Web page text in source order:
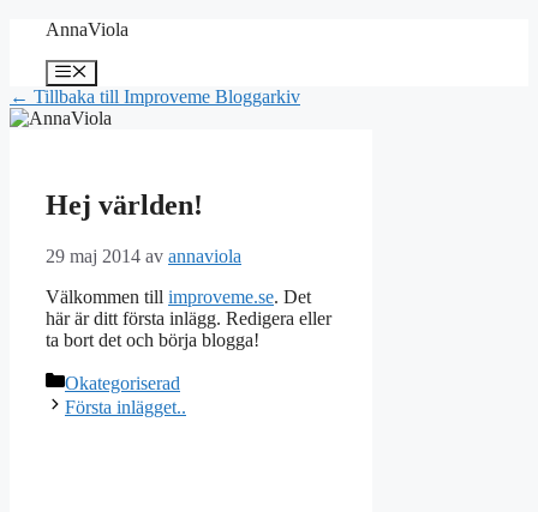
Hoppa
innehåll
AnnaViola
Meny
← Tillbaka till Improveme Bloggarkiv
Hej världen!
29 maj 2014 av annaviola
Välkommen till improveme.se. Det
här är ditt första inlägg. Redigera eller
ta bort det och börja blogga!
Kategorier
Okategoriserad
Första inlägget..